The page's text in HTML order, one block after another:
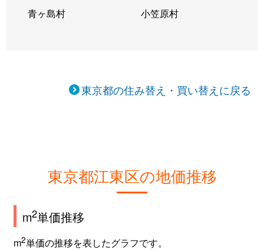
青ヶ島村 小笠原村
東京都の住み替え・買い替えに戻る
東京都江東区の地価推移
m2単価推移
m2単価の推移を表したグラフです。